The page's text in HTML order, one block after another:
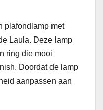
plafondlamp met
Laula. Deze lamp
ring die mooi
Doordat de lamp
aanpassen aan